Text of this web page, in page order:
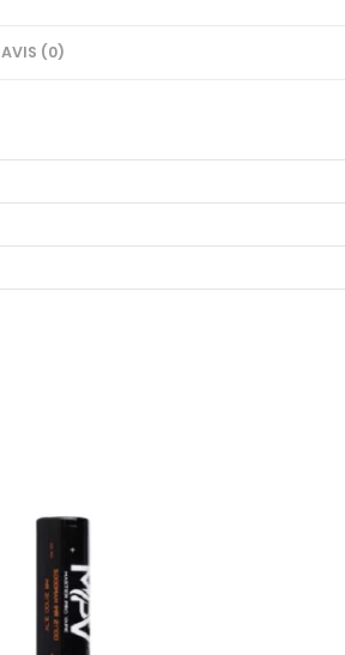
AVIS (0)